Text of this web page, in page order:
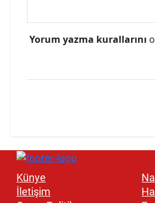
Yorum yazma kurallarını
Künye
İletişim